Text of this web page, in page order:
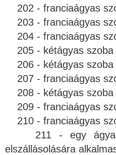
202 - franciaágyas
203 - franciaágyas
204 - franciaágyas
205 - kétágyas szoba
206 - kétágyas szoba
207 - franciaágyas
208 - kétágyas szoba
209 - franciaágyas
210 - franciaágyas
211 - egy ágyas
elszállásolására